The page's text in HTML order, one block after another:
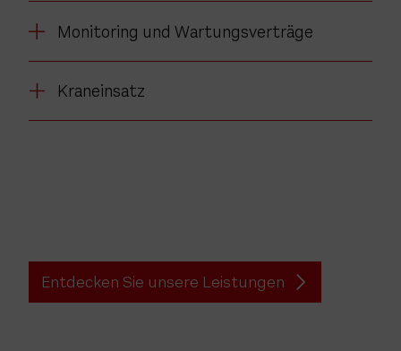
Monitoring und Wartungsverträge
Kraneinsatz
Entdecken Sie unsere Leistungen